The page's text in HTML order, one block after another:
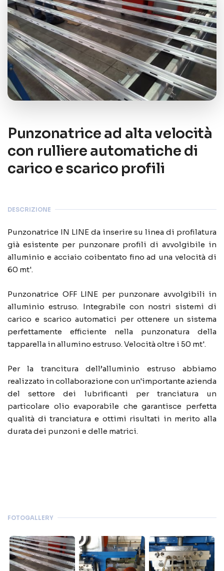
Punzonatrice ad alta velocità
con rulliere automatiche di
carico e scarico profili
DESCRIZIONE
Punzonatrice IN LINE da inserire su linea di profilatura
già esistente per punzonare profili di avvolgibile in
alluminio e acciaio coibentato fino ad una velocità di
60 mt'.
Punzonatrice OFF LINE per punzonare avvolgibili in
alluminio estruso. Integrabile con nostri sistemi di
carico e scarico automatici per ottenere un sistema
perfettamente efficiente nella punzonatura della
tapparella in allumino estruso. Velocità oltre i 50 mt'.
Per la trancitura dell’alluminio estruso abbiamo
realizzato in collaborazione con un'importante azienda
del settore dei lubrificanti per tranciatura un
particolare olio evaporabile che garantisce perfetta
qualità di tranciatura e ottimi risultati in merito alla
durata dei punzoni e delle matrici.
FOTOGALLERY